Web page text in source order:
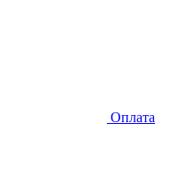
Оплата